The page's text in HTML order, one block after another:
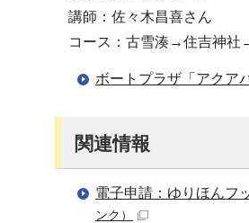
講師：佐々木昌喜さん
コース：古雪湊→住吉神
ボートプラザ「アクア
関連情報
電子申請：ゆりほんフ
ンク）